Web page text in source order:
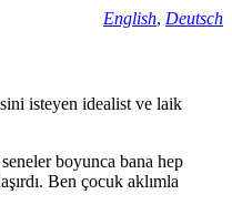
English, Deutsch
isteyen idealist ve laik
boyunca bana hep
Ben çocuk aklımla